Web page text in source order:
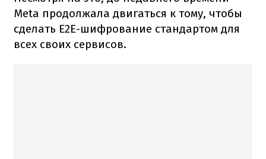
Meta продолжала двигаться к тому, чтобы
сделать E2E-шифрование стандартом для
всех своих сервисов.